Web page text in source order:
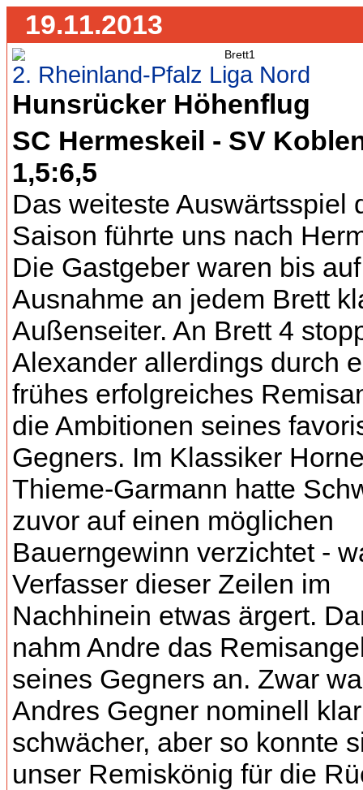
19.11.2013
2. Rheinland-Pfalz Liga Nord
Hunsrücker Höhenflug
SC Hermeskeil - SV
1,5:6,5
Das weiteste Auswärtsspiel
Saison führte uns nach
Die Gastgeber waren bis
Ausnahme an jedem Brett
Außenseiter. An Brett 4
Alexander allerdings durch
frühes erfolgreiches
die Ambitionen seines
Gegners. Im Klassiker
Thieme-Garmann hatte
zuvor auf einen möglichen
Bauerngewinn verzichtet -
Verfasser dieser Zeilen im
Nachhinein etwas ärgert.
nahm Andre das
seines Gegners an. Zwar
Andres Gegner nominell klar
schwächer, aber so konnte
unser Remiskönig für die